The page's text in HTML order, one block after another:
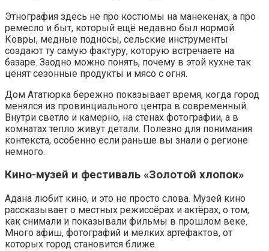
Этнография здесь не про костюмы на манекенах, а про
ремесло и быт, который ещё недавно был нормой.
Ковры, медные подносы, сельские инструменты
создают ту самую фактуру, которую встречаете на
базаре. Заодно можно понять, почему в этой кухне так
ценят сезонные продукты и мясо с огня.
Дом Ататюрка бережно показывает время, когда город
менялся из провинциального центра в современный.
Внутри светло и камерно, на стенах фотографии, а в
комнатах тепло живут детали. Полезно для понимания
контекста, особенно если раньше вы знали о регионе
немного.
Кино-музей и фестиваль «Золотой хлопок»
Адана любит кино, и это не просто слова. Музей кино
рассказывает о местных режиссёрах и актёрах, о том,
как снимали и показывали фильмы в прошлом веке.
Много афиш, фотографий и мелких артефактов, от
которых город становится ближе.